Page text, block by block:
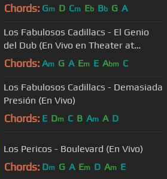
Chords: Gm D Cm Eb Bb G A
Los Fabulosos Cadillacs - El Genio
del Dub (En Vivo en Theater at
Madison Square Garden)
Chords: Am G A Em E Abm C
Los Fabulosos Cadillacs - Demasiada
Presión (En Vivo)
Chords: E Dm C B Am A D
Los Pericos - Boulevard (En Vivo)
Chords: Dm G A Em D Am E